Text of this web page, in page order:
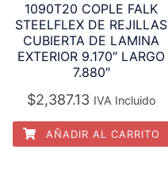
1090T20 COPLE FALK
STEELFLEX DE REJILLAS
CUBIERTA DE LAMINA
EXTERIOR 9.170″ LARGO
7.880″
$2,387.13 IVA Incluido
AÑADIR AL CARRITO